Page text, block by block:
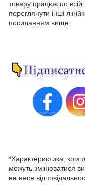
товару працює по всій
переглянути інші
посиланням вище.
*Характеристика,
можуть змінюватися
не несе